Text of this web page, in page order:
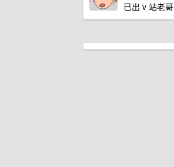
已出 v 站老哥